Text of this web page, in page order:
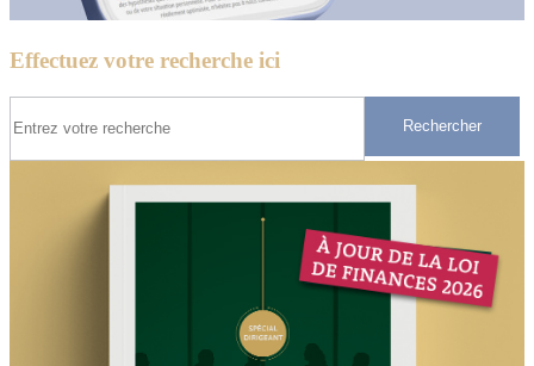
Effectuez votre recherche ici